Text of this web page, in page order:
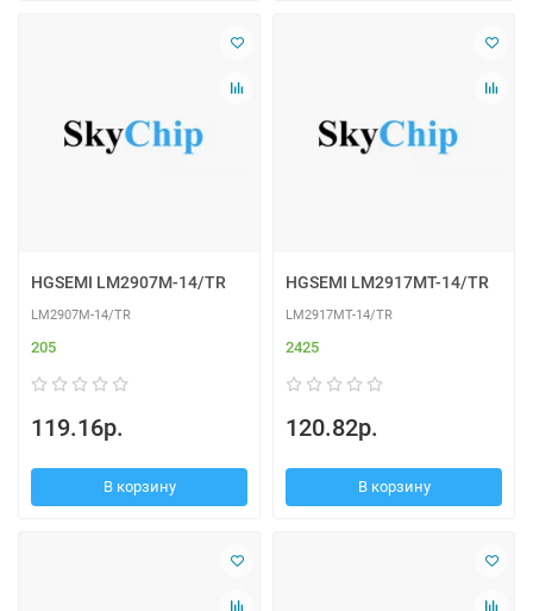
HGSEMI LM2907M-14/TR
LM2907M-14/TR
205
119.16р.
В корзину
HGSEMI LM2917MT-14/TR
LM2917MT-14/TR
2425
120.82р.
В корзину